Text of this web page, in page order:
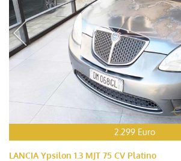
2.299 Euro
LANCIA Ypsilon 1.3 MJT 75 CV Platino